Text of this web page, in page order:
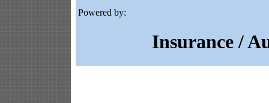
Powered by:
Insurance /